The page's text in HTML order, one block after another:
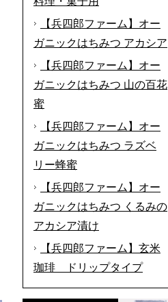
【兵四郎ファーム】オー
ガニックはちみつ アカシア
【兵四郎ファーム】オー
ガニックはちみつ 山の百花
蜜
【兵四郎ファーム】オー
ガニックはちみつ ラズベ
リー蜂蜜
【兵四郎ファーム】オー
ガニックはちみつ くるみの
アカシア漬け
【兵四郎ファーム】玄米
珈琲 ドリップタイプ